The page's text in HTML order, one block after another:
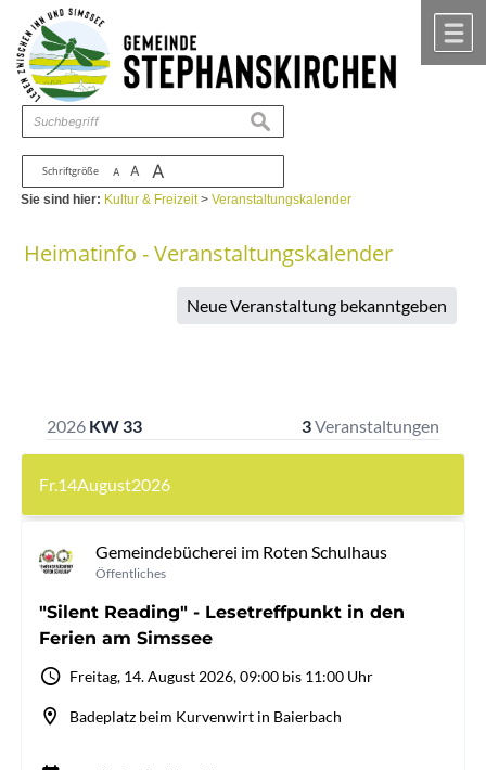
Zum Inhalt ,zur Navigation
Schriftgröße A A A
suchen
Sie sind hier: Kultur & Freizeit>Veranstaltungskalender
Heimatinfo - Veranstaltungskalender